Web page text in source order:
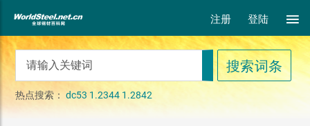
注册 登陆
热点搜索：dc53 1.2344 1.2842